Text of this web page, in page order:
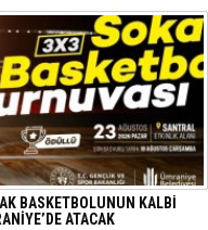
ve terör örgütü PKK'nin
feshederek silah bırakmasını
Milli Dayanışma ve
Bütünlüğün
Dair Kanun Teklifi,
Adalet Komisyonu'nda kabul
BASKETBOLUNUN KALBİ
ATACAK